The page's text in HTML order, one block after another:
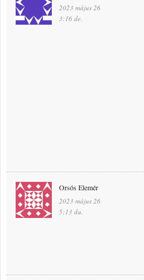
2023 május 26
3:16 de.
Orsós Elemér
2023 május 26
5:13 du.